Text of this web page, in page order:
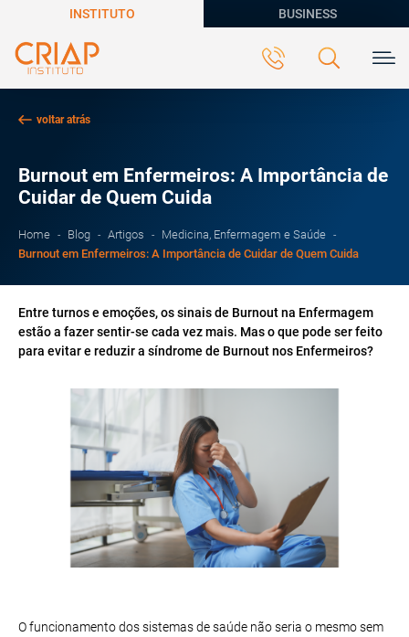
INSTITUTO BUSINESS
voltar atrás
Burnout em Enfermeiros: A Importância de
Cuidar de Quem Cuida
Home Blog Artigos
Medicina, Enfermagem e Saúde
Burnout em Enfermeiros: A Importância de Cuidar de Quem Cuida
Entre turnos e emoções, os sinais de Burnout na Enfermagem
estão a fazer sentir-se cada vez mais. Mas o que pode ser feito
para evitar e reduzir a síndrome de Burnout nos Enfermeiros?
O funcionamento dos sistemas de saúde não seria o mesmo sem